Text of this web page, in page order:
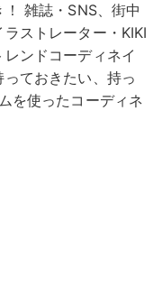
雑誌・SNS、街中
ストレーター・KIKI
ンドコーディネイ
ておきたい、持っ
を使ったコーディネ